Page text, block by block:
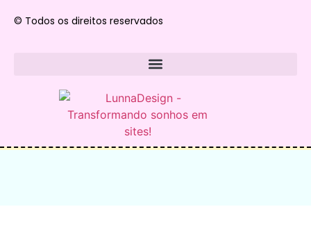
© Todos os direitos reservados